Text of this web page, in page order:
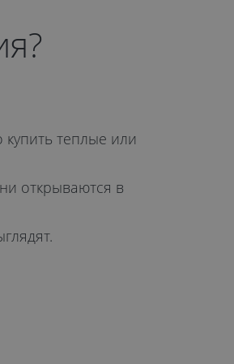
теплые или
открываются в